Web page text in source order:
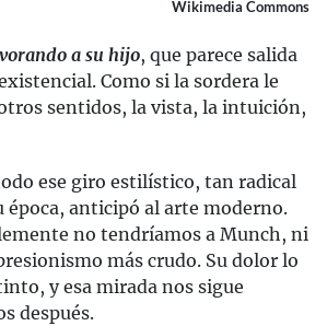
Wikimedia Commons
a su hijo, que parece salida
Como si la sordera le
sentidos, la vista, la intuición,
ese giro estilístico, tan radical
época, anticipó al arte moderno.
no tendríamos a Munch, ni
más crudo. Su dolor lo
y esa mirada nos sigue
después.